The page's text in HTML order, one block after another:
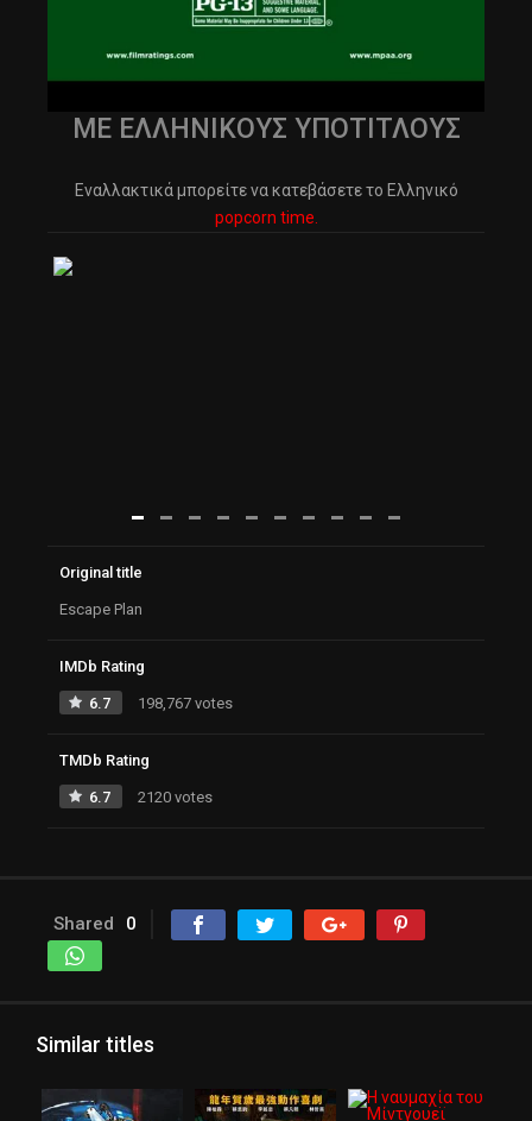
ΜΕ ΕΛΛΗΝΙΚΟΥΣ ΥΠΟΤΙΤΛΟΥΣ
Εναλλακτικά μπορείτε να κατεβάσετε το Ελληνικό
popcorn time.
Original title
Escape Plan
IMDb Rating
6.7 198,767 votes
TMDb Rating
6.7 2120 votes
Shared 0
Similar titles